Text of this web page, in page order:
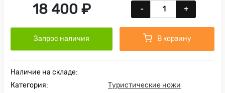
18 400 ₽ - +
Запрос наличия В корзину
Наличие на складе:
Категория:
Туристические ножи